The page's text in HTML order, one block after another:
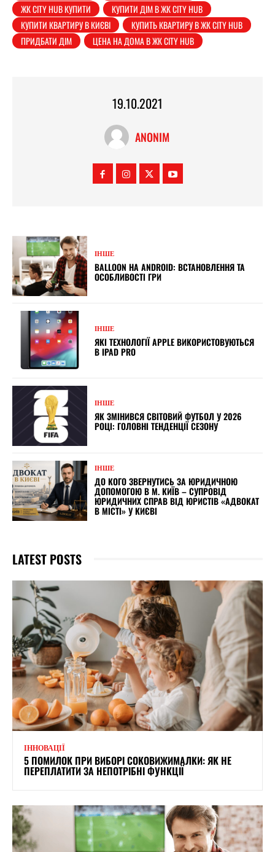
ЖК CITY HUB КУПИТИ
КУПИТИ ДІМ В ЖК CITY HUB
КУПИТИ КВАРТИРУ В КИЄВІ
КУПИТЬ КВАРТИРУ В ЖК CITY HUB
ПРИДБАТИ ДІМ
ЦЕНА НА ДОМА В ЖК CITY HUB
19.10.2021
ANONIM
ІНШЕ
BALLOON НА ANDROID: ВСТАНОВЛЕННЯ ТА
ОСОБЛИВОСТІ ГРИ
ІНШЕ
ЯКІ ТЕХНОЛОГІЇ APPLE ВИКОРИСТОВУЮТЬСЯ
В IPAD PRO
ІНШЕ
ЯК ЗМІНИВСЯ СВІТОВИЙ ФУТБОЛ У 2026
РОЦІ: ГОЛОВНІ ТЕНДЕНЦІЇ СЕЗОНУ
ІНШЕ
ДО КОГО ЗВЕРНУТИСЬ ЗА ЮРИДИЧНОЮ
ДОПОМОГОЮ В М. КИЇВ – СУПРОВІД
ЮРИДИЧНИХ СПРАВ ВІД ЮРИСТІВ «АДВОКАТ
В МІСТІ» У КИЄВІ
LATEST POSTS
ІННОВАЦІЇ
5 ПОМИЛОК ПРИ ВИБОРІ СОКОВИЖИМАЛКИ: ЯК НЕ
ПЕРЕПЛАТИТИ ЗА НЕПОТРІБНІ ФУНКЦІЇ